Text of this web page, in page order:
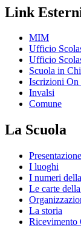
Link
MIM
Ufficio
Ufficio
Scuola in
Iscrizioni On
Invalsi
Comune
La Scuola
Presentazione
I luoghi
I numeri
Le carte
La storia
Ricevimento